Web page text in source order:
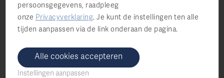
Ja, ik ga akkoord met de algemene
voorwaarden en privacyverklaring. Wanneer
dit gesprek worden opgenomen voor
kwaliteitsverbeteringsdoeleinden.
persoonsgegevens, raadpleeg
onze Privacyverklaring. Je kunt de instellingen ten alle
tijden aanpassen via de link onderaan de pagina.
Alle cookies accepteren
Instellingen aanpassen